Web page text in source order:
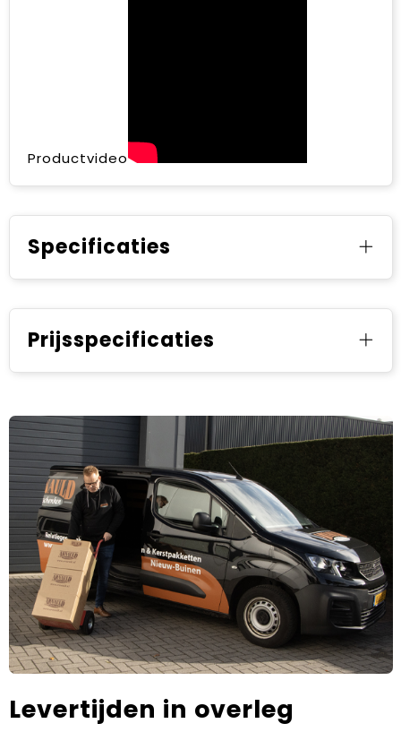
Productvideo
Specificaties
Prijsspecificaties
Levertijden in overleg